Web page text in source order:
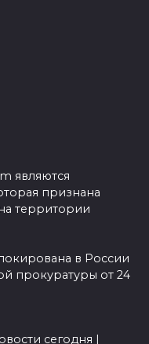
являются
признана
территории
в России
прокуратуры от 24
сегодня |